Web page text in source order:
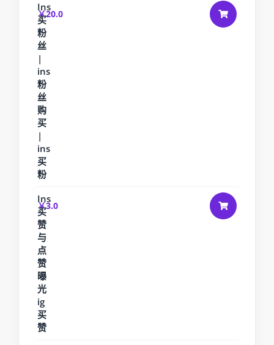
Ins
买
粉
丝
|
ins
粉
丝
购
买
|
ins
买
粉
￥20.0
Ins
买
赞
与
点
赞
曝
光
ig
买
赞
￥3.0